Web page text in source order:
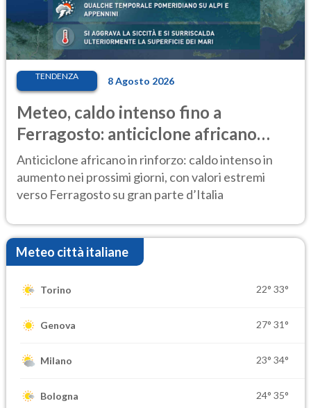
TENDENZA 8 Agosto 2026
Meteo, caldo intenso fino a
Ferragosto: anticiclone africano
ancora protagonista
Anticiclone africano in rinforzo: caldo intenso in
aumento nei prossimi giorni, con valori estremi
verso Ferragosto su gran parte d’Italia
Meteo città italiane
Torino 22° 33°
Genova 27° 31°
Milano 23° 34°
Bologna 24° 35°